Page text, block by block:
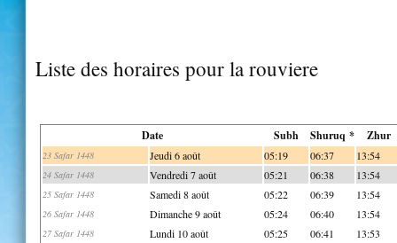
Liste des horaires pour la rouviere
Date Subh Shuruq * Zhur
23 Safar 1448 Jeudi 6 août 05:19 06:37 13:54
24 Safar 1448 Vendredi 7 août 05:21 06:38 13:54
25 Safar 1448 Samedi 8 août 05:22 06:39 13:54
26 Safar 1448 Dimanche 9 août 05:24 06:40 13:54
27 Safar 1448 Lundi 10 août 05:25 06:41 13:53